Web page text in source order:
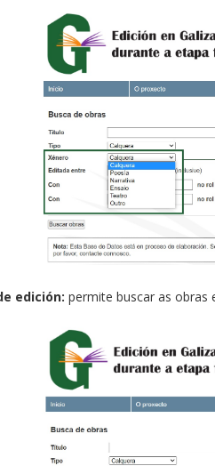
edición: permite buscar as obras